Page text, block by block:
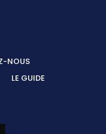
NOUS
LE GUIDE